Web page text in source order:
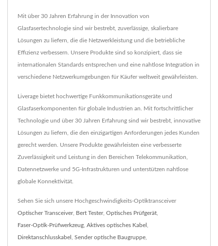
Mit über 30 Jahren Erfahrung in der Innovation von
Glasfasertechnologie sind wir bestrebt, zuverlässige, skalierbare
Lösungen zu liefern, die die Netzwerkleistung und die betriebliche
Effizienz verbessern. Unsere Produkte sind so konzipiert, dass sie
internationalen Standards entsprechen und eine nahtlose Integration in
verschiedene Netzwerkumgebungen für Käufer weltweit gewährleisten.
Liverage bietet hochwertige Funkkommunikationsgeräte und
Glasfaserkomponenten für globale Industrien an. Mit fortschrittlicher
Technologie und über 30 Jahren Erfahrung sind wir bestrebt, innovative
Lösungen zu liefern, die den einzigartigen Anforderungen jedes Kunden
gerecht werden. Unsere Produkte gewährleisten eine verbesserte
Zuverlässigkeit und Leistung in den Bereichen Telekommunikation,
Datennetzwerke und 5G-Infrastrukturen und unterstützen nahtlose
globale Konnektivität.
Sehen Sie sich unsere Hochgeschwindigkeits-Optiktransceiver
Optischer Transceiver, Bert Tester, Optisches Prüfgerät,
Faser-Optik-Prüfwerkzeug, Aktives optisches Kabel ,
Direktanschlusskabel , Sender optische Baugruppe,